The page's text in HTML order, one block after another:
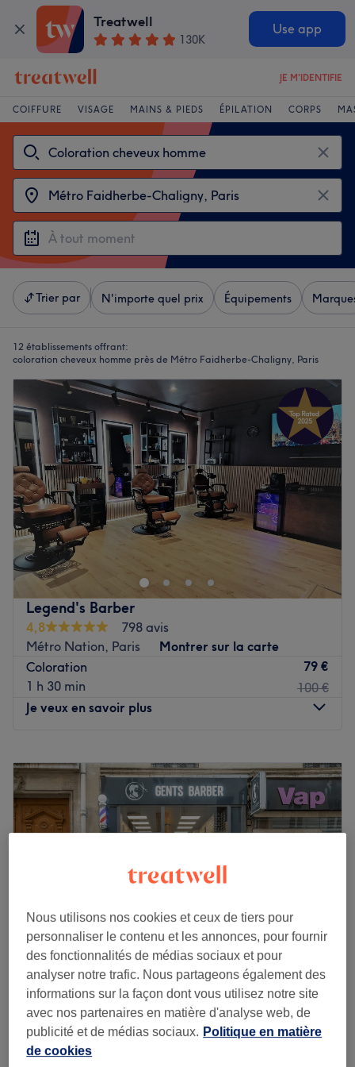
Treatwell
130K
Use app
JE M'IDENTIFIE
COIFFURE VISAGE MAINS & PIEDS ÉPILATION CORPS
Trier par N'importe quel prix Équipements
12 établissements offrant:
coloration cheveux homme près de Métro Faidherbe-Chaligny, Paris
Legend's Barber
4,8
798 avis
Métro Nation, Paris
Montrer sur la carte
Coloration
1 h 30 min
79 €
100 €
Je veux en savoir plus
Mardi
10:00–21:00
Mercredi
10:00
21:00
Jeudi
10:00–21:00
Vendredi
10:00–21:00
Legends Barber est une adresse de barbershop à
découvrir. Cet établissement offre une variété de services
pour faire ressortir la beauté en chaque client.
Transport public le plus proche :
La station de métro Rue des Boulets se trouve à
seulement cinq minutes à pied du salon. Parking payant
disponible.
Gents coiffure
4,9
74 avis
Sainte-Marguerite, Paris
Montrer sur la carte
Coloration de la barbe
Nous utilisons nos cookies et ceux de tiers pour
personnaliser le contenu et les annonces, pour fournir
des fonctionnalités de médias sociaux et pour
analyser notre trafic. Nous partageons également des
informations sur la façon dont vous utilisez notre site
avec nos partenaires en matière d'analyse web, de
publicité et de médias sociaux. Politique en matière
de cookies